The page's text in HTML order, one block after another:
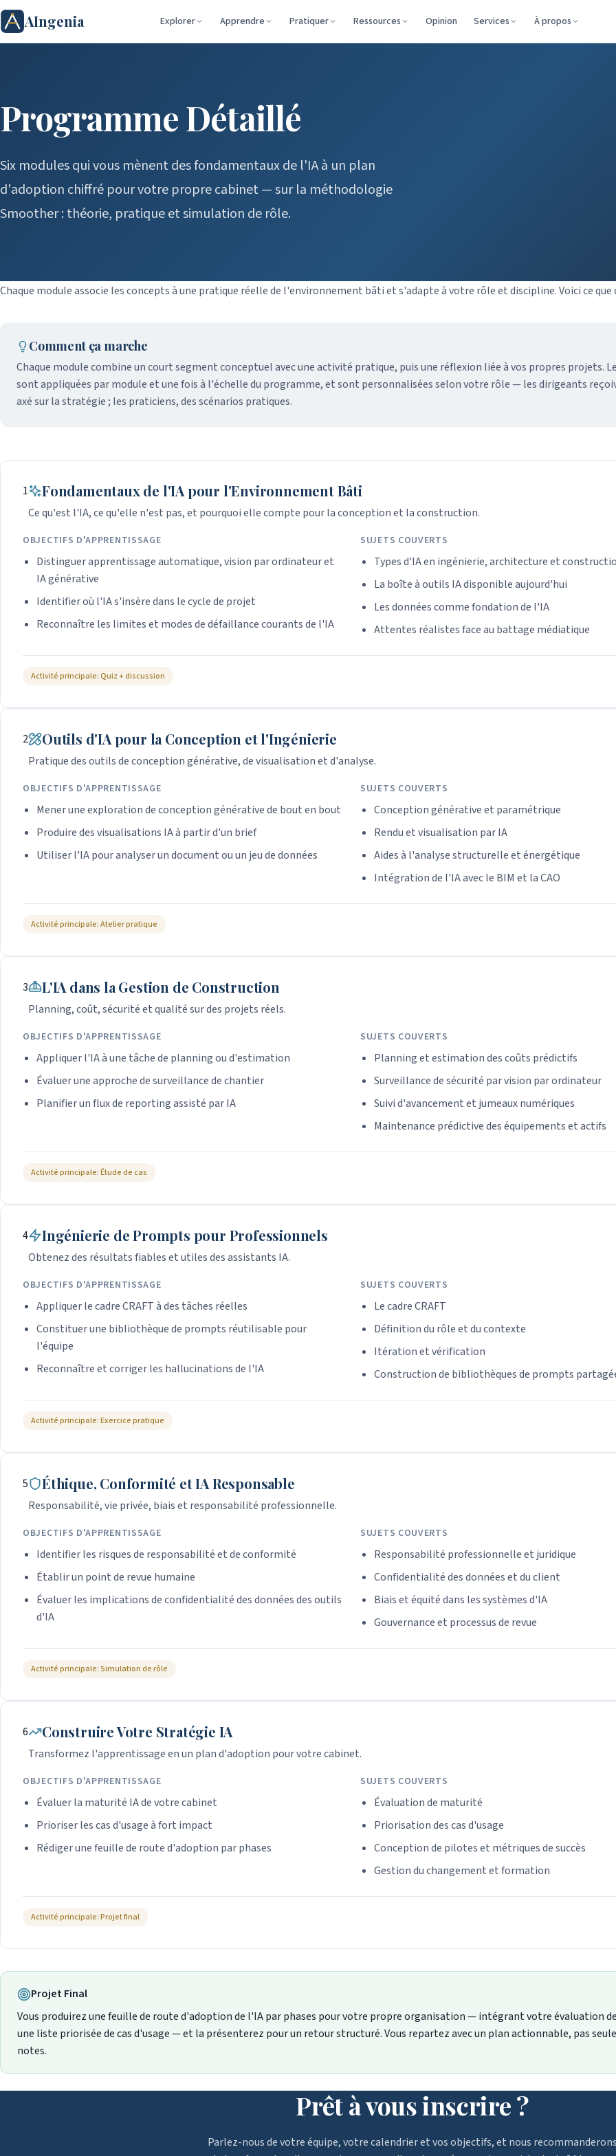
AIngenia Explorer Apprendre Pratiquer Ressources Opinion Services À propos
Programme Détaillé
Six modules qui vous mènent des fondamentaux de l'IA à un plan
d'adoption chiffré pour votre propre cabinet — sur la méthodologie
Smoother : théorie, pratique et simulation de rôle.
Chaque module associe les concepts à une pratique réelle de l'environnement bâti et s'adapte à votre rôle et discipline. Voici ce que
Comment ça marche
Chaque module combine un court segment conceptuel avec une activité pratique, puis une réflexion liée à vos propres projets.
sont appliquées par module et une fois à l'échelle du programme, et sont personnalisées selon votre rôle — les dirigeants
axé sur la stratégie ; les praticiens, des scénarios pratiques.
1 Fondamentaux de l'IA pour l'Environnement Bâti
Ce qu'est l'IA, ce qu'elle n'est pas, et pourquoi elle compte pour la conception et la construction.
OBJECTIFS D'APPRENTISSAGE
Distinguer apprentissage automatique, vision par ordinateur et
IA générative
Identifier où l'IA s'insère dans le cycle de projet
Reconnaître les limites et modes de défaillance courants de l'IA
SUJETS COUVERTS
Types d'IA en ingénierie, architecture et
La boîte à outils IA disponible aujourd'hui
Les données comme fondation de l'IA
Attentes réalistes face au battage médiatique
Activité principale: Quiz + discussion
2 Outils d'IA pour la Conception et l'Ingénierie
Pratique des outils de conception générative, de visualisation et d'analyse.
OBJECTIFS D'APPRENTISSAGE
Mener une exploration de conception générative de bout en bout
Produire des visualisations IA à partir d'un brief
Utiliser l'IA pour analyser un document ou un jeu de données
SUJETS COUVERTS
Conception générative et paramétrique
Rendu et visualisation par IA
Aides à l'analyse structurelle et énergétique
Intégration de l'IA avec le BIM et la CAO
Activité principale: Atelier pratique
3 L'IA dans la Gestion de Construction
Planning, coût, sécurité et qualité sur des projets réels.
OBJECTIFS D'APPRENTISSAGE
Appliquer l'IA à une tâche de planning ou d'estimation
Évaluer une approche de surveillance de chantier
Planifier un flux de reporting assisté par IA
SUJETS COUVERTS
Planning et estimation des coûts prédictifs
Surveillance de sécurité par vision par ordinateur
Suivi d'avancement et jumeaux numériques
Maintenance prédictive des équipements et actifs
Activité principale: Étude de cas
4 Ingénierie de Prompts pour Professionnels
Obtenez des résultats fiables et utiles des assistants IA.
OBJECTIFS D'APPRENTISSAGE
Appliquer le cadre CRAFT à des tâches réelles
Constituer une bibliothèque de prompts réutilisable pour
l'équipe
Reconnaître et corriger les hallucinations de l'IA
SUJETS COUVERTS
Le cadre CRAFT
Définition du rôle et du contexte
Itération et vérification
Construction de bibliothèques de prompts
Activité principale: Exercice pratique
5 Éthique, Conformité et IA Responsable
Responsabilité, vie privée, biais et responsabilité professionnelle.
OBJECTIFS D'APPRENTISSAGE
Identifier les risques de responsabilité et de conformité
Établir un point de revue humaine
Évaluer les implications de confidentialité des données des outils
d'IA
SUJETS COUVERTS
Responsabilité professionnelle et juridique
Confidentialité des données et du client
Biais et équité dans les systèmes d'IA
Gouvernance et processus de revue
Activité principale: Simulation de rôle
6 Construire Votre Stratégie IA
Transformez l'apprentissage en un plan d'adoption pour votre cabinet.
OBJECTIFS D'APPRENTISSAGE
Évaluer la maturité IA de votre cabinet
Prioriser les cas d'usage à fort impact
Rédiger une feuille de route d'adoption par phases
SUJETS COUVERTS
Évaluation de maturité
Priorisation des cas d'usage
Conception de pilotes et métriques de succès
Gestion du changement et formation
Activité principale: Projet final
Projet Final
Vous produirez une feuille de route d'adoption de l'IA par phases pour votre propre organisation — intégrant votre évaluation
une liste priorisée de cas d'usage — et la présenterez pour un retour structuré. Vous repartez avec un plan actionnable, pas
notes.
Prêt à vous inscrire ?
Parlez-nous de votre équipe, votre calendrier et vos objectifs, et nous
Ctrl+K